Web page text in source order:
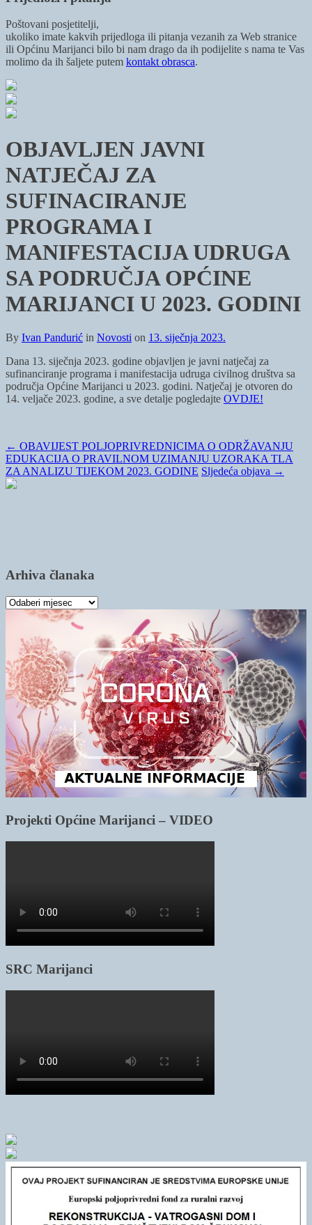
Poštovani posjetitelji,
ukoliko imate kakvih prijedloga ili pitanja vezanih za Web stranice
ili Općinu Marijanci bilo bi nam drago da ih podijelite s nama te Vas
molimo da ih šaljete putem kontakt obrasca.
OBJAVLJEN JAVNI
NATJEČAJ ZA
SUFINACIRANJE
PROGRAMA I
MANIFESTACIJA UDRUGA
SA PODRUČJA OPĆINE
MARIJANCI U 2023. GODINI
By Ivan Pandurić in Novosti on 13. siječnja 2023.
Dana 13. siječnja 2023. godine objavljen je javni natječaj za
sufinanciranje programa i manifestacija udruga civilnog društva sa
područja Općine Marijanci u 2023. godini. Natječaj je otvoren do
14. veljače 2023. godine, a sve detalje pogledajte OVDJE!
← OBAVIJEST POLJOPRIVREDNICIMA O ODRŽAVANJU
EDUKACIJA O PRAVILNOM UZIMANJU UZORAKA TLA
ZA ANALIZU TIJEKOM 2023. GODINE Sljedeća objava →
Arhiva članaka
Arhiva
članaka
Projekti Općine Marijanci – VIDEO
SRC Marijanci